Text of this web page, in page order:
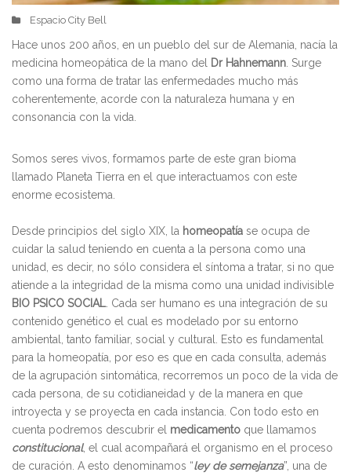
Espacio City Bell
Hace unos 200 años, en un pueblo del sur de Alemania, nacía la
medicina homeopática de la mano del
Dr Hahnemann . Surge
como una forma de tratar las enfermedades mucho más
coherentemente, acorde con la naturaleza humana y en
consonancia con la vida.
Somos seres vivos, formamos parte de este gran bioma
llamado Planeta Tierra en el que interactuamos con este
enorme ecosistema.
Desde principios del siglo XIX, la homeopatía se ocupa de
cuidar la salud teniendo en cuenta a la persona como una
unidad, es decir, no sólo considera el síntoma a tratar, si no que
atiende a la integridad de la misma como una unidad indivisible
BIO PSICO SOCIAL . Cada ser humano es una integración de su
contenido genético el cual es modelado por su entorno
ambiental, tanto familiar, social y cultural. Esto es fundamental
para la homeopatía, por eso es que en cada consulta, además
de la agrupación sintomática, recorremos un poco de la vida de
cada persona, de su cotidianeidad y de la manera en que
introyecta y se proyecta en cada instancia. Con todo esto en
cuenta podremos descubrir el medicamento que llamamos
constitucional, el cual acompañará el organismo en el proceso
de curación. A esto denominamos “ley de semejanza”, una de